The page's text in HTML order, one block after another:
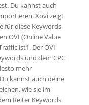
Du kannst auch
Xovi zeigt
für diese Keywords
OVI (Online Value
ist1. Der OVI
und dem CPC
mehr
kannst auch deine
wie sie im
Reiter Keywords